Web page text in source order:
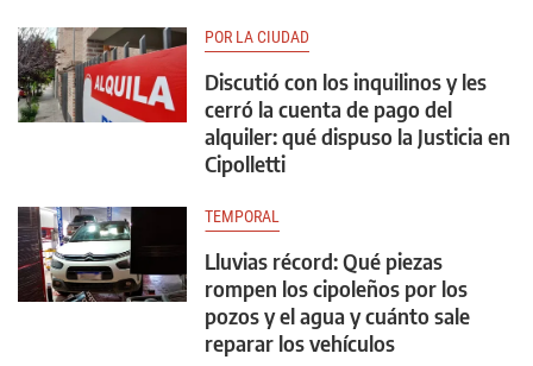
POR LA CIUDAD
Discutió con los inquilinos y les
cerró la cuenta de pago del
alquiler: qué dispuso la Justicia en
Cipolletti
TEMPORAL
Lluvias récord: Qué piezas
rompen los cipoleños por los
pozos y el agua y cuánto sale
reparar los vehículos